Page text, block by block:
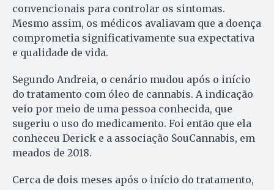
convencionais para controlar os sintomas.
Mesmo assim, os médicos avaliavam que a doença
comprometia significativamente sua expectativa
e qualidade de vida.
Segundo Andreia, o cenário mudou após o início
do tratamento com óleo de cannabis. A indicação
veio por meio de uma pessoa conhecida, que
sugeriu o uso do medicamento. Foi então que ela
conheceu Derick e a associação SouCannabis, em
meados de 2018.
Cerca de dois meses após o início do tratamento,